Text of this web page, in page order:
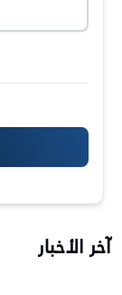
آخر الأخبار